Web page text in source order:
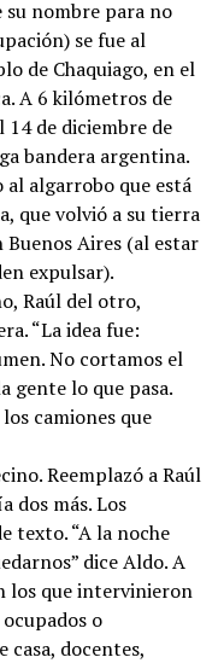
su nombre para no
se fue al
de Chaquiago, en el
A 6 kilómetros de
14 de diciembre de
bandera argentina.
algarrobo que está
que volvió a su tierra
Aires (al estar
expulsar).
Raúl del otro,
“La idea fue:
No cortamos el
gente lo que pasa.
camiones que
Reemplazó a Raúl
dos más. Los
texto. “A la noche
dice Aldo. A
los que intervinieron
o
casa, docentes,